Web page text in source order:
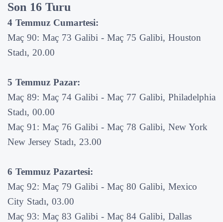
Son 16 Turu
4 Temmuz Cumartesi:
Maç 90: Maç 73 Galibi - Maç 75 Galibi, Houston
Stadı, 20.00
5 Temmuz Pazar:
Maç 89: Maç 74 Galibi - Maç 77 Galibi, Philadelphia
Stadı, 00.00
Maç 91: Maç 76 Galibi - Maç 78 Galibi, New York
New Jersey Stadı, 23.00
6 Temmuz Pazartesi:
Maç 92: Maç 79 Galibi - Maç 80 Galibi, Mexico
City Stadı, 03.00
Maç 93: Maç 83 Galibi - Maç 84 Galibi, Dallas